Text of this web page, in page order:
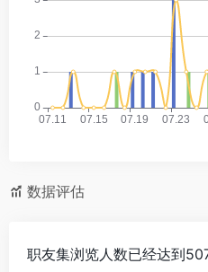
数据评估
职友集浏览人数已经达到